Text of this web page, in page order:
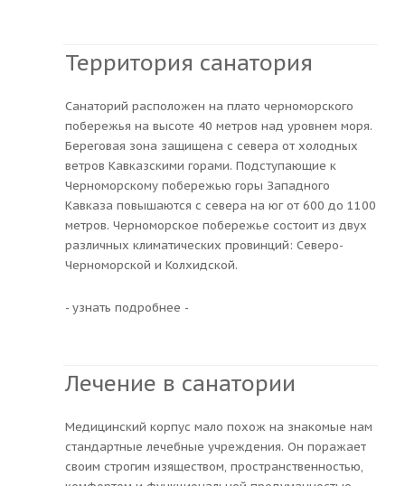
Территория санатория
Санаторий расположен на плато черноморского
побережья на высоте 40 метров над уровнем моря.
Береговая зона защищена с севера от холодных
ветров Кавказскими горами. Подступающие к
Черноморскому побережью горы Западного
Кавказа повышаются с севера на юг от 600 до 1100
метров. Черноморское побережье состоит из двух
различных климатических провинций: Северо-
Черноморской и Колхидской.
- узнать подробнее -
Лечение в санатории
Медицинский корпус мало похож на знакомые нам
стандартные лечебные учреждения. Он поражает
своим строгим изяществом, пространственностью,